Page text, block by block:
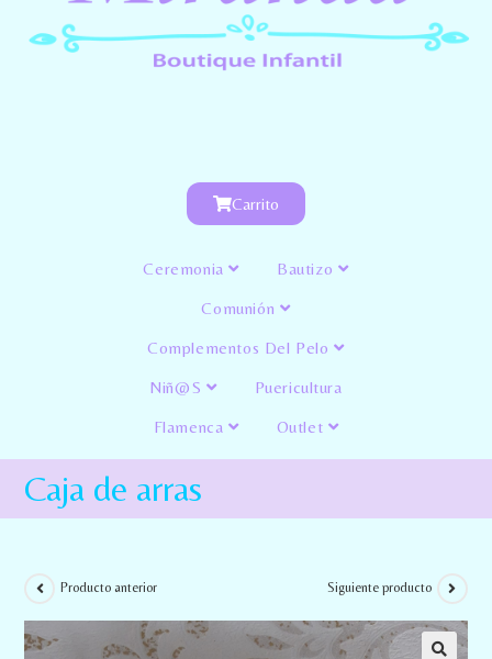
Carrito
Ceremonia Bautizo
Comunión
Complementos Del Pelo
Niñ@s Puericultura
Flamenca Outlet
Caja de arras
Producto anterior Siguiente producto